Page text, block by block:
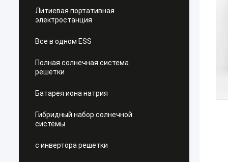
Литиевая портативная
электростанция
Все в одном ESS
Полная солнечная система
решетки
Батарея иона натрия
Гибридный набор солнечной
системы
с инвертора решетки